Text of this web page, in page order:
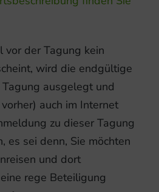
vor der Tagung kein
wird die endgültige
ausgelegt und
auch im Internet
zu dieser Tagung
es sei denn, Sie möchten
und dort
rege Beteiligung